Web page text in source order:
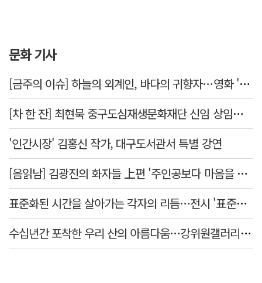
문화 기사
[금주의 이슈] 하늘의 외계인, 바다의 귀향자…영화 '호프'와 '오디세이'
[차 한 잔] 최현묵 중구도심재생문화재단 신임 상임이사 "서문시장·경상감영 등 지역 자원 활용…문화의 일상화"
'인간시장' 김홍신 작가, 대구도서관서 특별 강연
[음읽남] 김광진의 화자들 上편 '주인공보다 마음을 쓴 사람'
표준화된 시간을 살아가는 각자의 리듬…전시 '표준시차'
수십년간 포착한 우리 산의 아름다움…강위원갤러리 '팔공·지리展' 개최